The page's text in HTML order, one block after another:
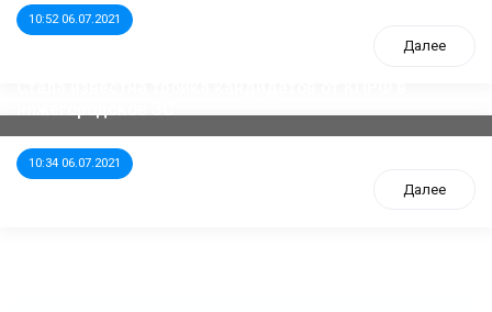
10:52 06.07.2021
Далее
10:34 06.07.2021
Далее